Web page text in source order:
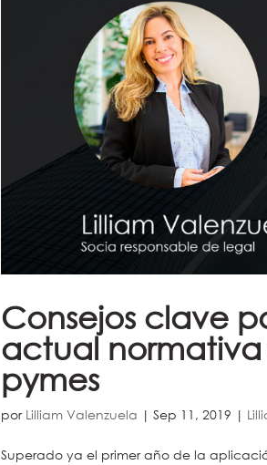
Consejos clave
actual
pymes
por Lilliam Valenzuela |Sep 11, 2019 |
Superado ya el primer año de la